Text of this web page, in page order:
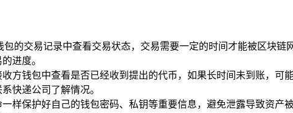
包的交易记录中查看交易状态，交易需要一定的时间才能被区块链
进度。
方钱包中查看是否已经收到提出的代币，如果长时间未到账，
快递公司了解情况。
样保护好自己的钱包密码、私钥等重要信息，避免泄露导致资